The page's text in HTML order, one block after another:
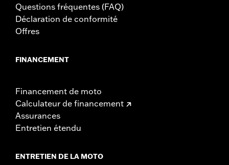
Questions fréquentes (FAQ)
Déclaration de conformité
Offres
FINANCEMENT
Financement de moto
Calculateur de financement
Assurances
Entretien étendu
ENTRETIEN DE LA MOTO